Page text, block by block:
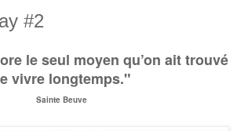
#2
le seul moyen qu’on ait trouvé
vivre longtemps."
Sainte Beuve